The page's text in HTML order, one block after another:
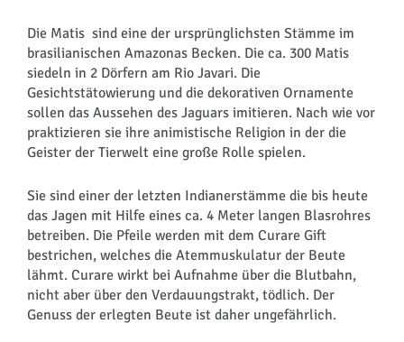
Die Matis sind eine der ursprünglichsten Stämme im
brasilianischen Amazonas Becken. Die ca. 300 Matis
siedeln in 2 Dörfern am Rio Javari. Die
Gesichtstätowierung und die dekorativen Ornamente
sollen das Aussehen des Jaguars imitieren. Nach wie vor
praktizieren sie ihre animistische Religion in der die
Geister der Tierwelt eine große Rolle spielen.
Sie sind einer der letzten Indianerstämme die bis heute
das Jagen mit Hilfe eines ca. 4 Meter langen Blasrohres
betreiben. Die Pfeile werden mit dem Curare Gift
bestrichen, welches die Atemmuskulatur der Beute
lähmt. Curare wirkt bei Aufnahme über die Blutbahn,
nicht aber über den Verdauungstrakt, tödlich. Der
Genuss der erlegten Beute ist daher ungefährlich.